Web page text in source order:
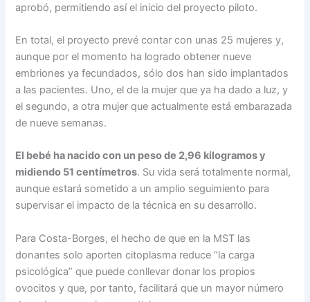
aprobó, permitiendo así el inicio del proyecto piloto.
En total, el proyecto prevé contar con unas 25 mujeres y,
aunque por el momento ha logrado obtener nueve
embriones ya fecundados, sólo dos han sido implantados
a las pacientes. Uno, el de la mujer que ya ha dado a luz, y
el segundo, a otra mujer que actualmente está embarazada
de nueve semanas.
El bebé ha nacido con un peso de 2,96 kilogramos y
midiendo 51 centímetros. Su vida será totalmente normal,
aunque estará sometido a un amplio seguimiento para
supervisar el impacto de la técnica en su desarrollo.
Para Costa-Borges, el hecho de que en la MST las
donantes solo aporten citoplasma reduce “la carga
psicológica” que puede conllevar donar los propios
ovocitos y que, por tanto, facilitará que un mayor número